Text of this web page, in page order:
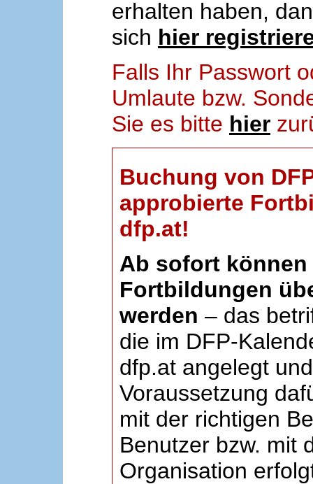
erhalten haben,
sich hier
Falls Ihr Passwort
Umlaute bzw.
Sie es bitte hier
Buchung von
approbierte
dfp.at!
Ab sofort können
Fortbildungen
werden – das
die im DFP-
dfp.at angelegt
Voraussetzung
mit der richtigen
Benutzer bzw. mit
Organisation